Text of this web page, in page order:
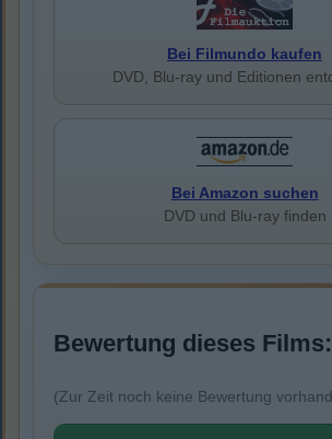
Bei Filmundo kaufen
DVD, Blu-ray und Editionen
Bei Amazon suchen
DVD und Blu-ray finden
Bewertung dieses Films:
(Zur Zeit noch keine Bewertung